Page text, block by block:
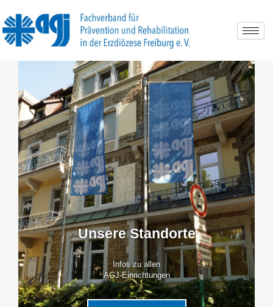
Schlagwort:Emmendingen
Unsere Standorte
Infos zu allen
AGJ-Einrichtungen